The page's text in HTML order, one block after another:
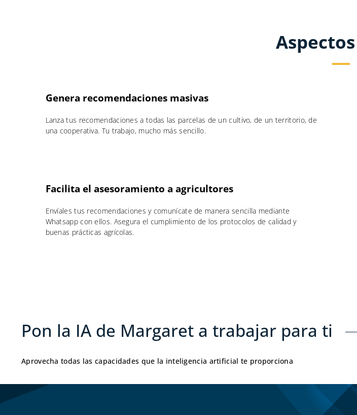
Genera recomendaciones masivas
Lanza tus recomendaciones a todas las parcelas de un cultivo, de un territorio, de
una cooperativa. Tu trabajo, mucho más sencillo.
Facilita el asesoramiento a agricultores
Envíales tus recomendaciones y comunícate de manera sencilla mediante
Whatsapp con ellos. Asegura el cumplimiento de los protocolos de calidad y
buenas prácticas agrícolas.
Pon la IA de Margaret a trabajar para ti
Aprovecha todas las capacidades que la inteligencia artificial te proporciona